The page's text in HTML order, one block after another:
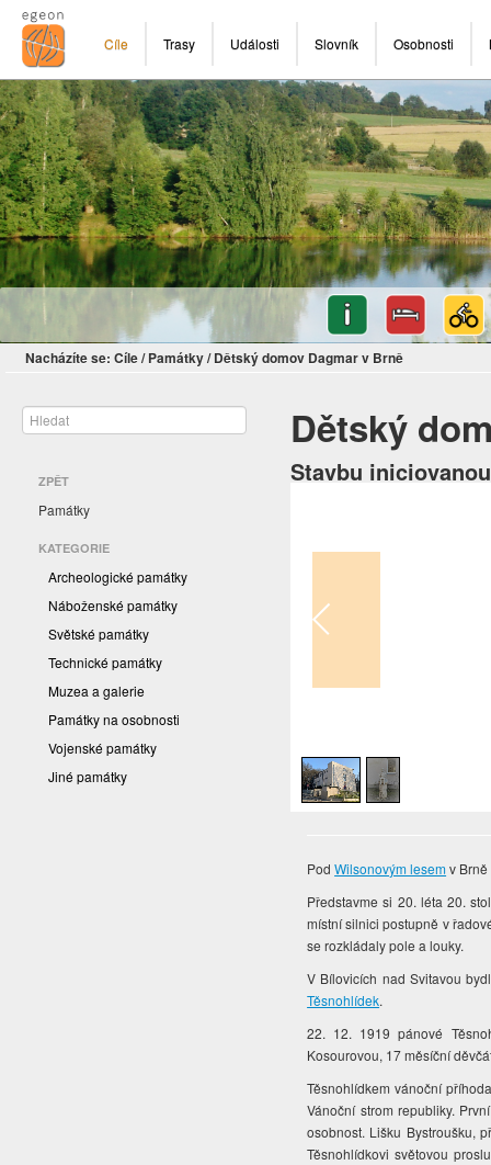
Cíle Trasy Události Slovník Osobnosti
Nacházíte se: Cíle/ Památky/ Dětský domov Dagmar v Brně
ZPĚT
Památky
KATEGORIE
Archeologické památky
Náboženské památky
Světské památky
Technické památky
Muzea a galerie
Památky na osobnosti
Vojenské památky
Jiné památky
Dětský
Stavbu
PodWilsonovým lesemv
Představme si 20. léta 20.
místní silnici postupně v
se rozkládaly pole a louky.
V Bílovicích nad Svitavou
Těsnohlídek.
22. 12. 1919 pánové
Kosourovou, 17 měsíční
Těsnohlídkem vánoční
Vánoční strom republiky.
osobnost. Lišku Bystroušku,
Těsnohlídkovi světovou